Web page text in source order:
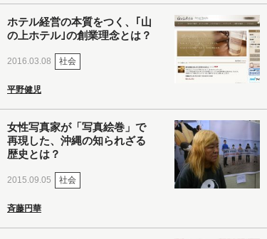
ホテル経営の本質をつく、｢山
の上ホテル｣の創業理念とは？
2016.03.08 社会
平野健児
女性写真家が「写真絵巻」で
再現した、沖縄の知られざる
歴史とは？
2015.09.05 社会
斉藤円華